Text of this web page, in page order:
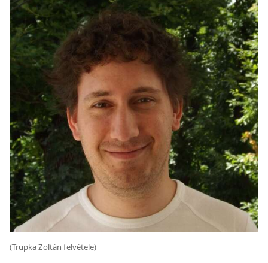
(Trupka Zoltán felvétele)